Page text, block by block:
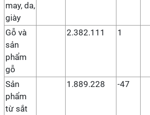
may, da,
giày
Gỗ và
sản
phẩm
gỗ
2.382.111 1
Sản
phẩm
từ sắt
1.889.228 -47